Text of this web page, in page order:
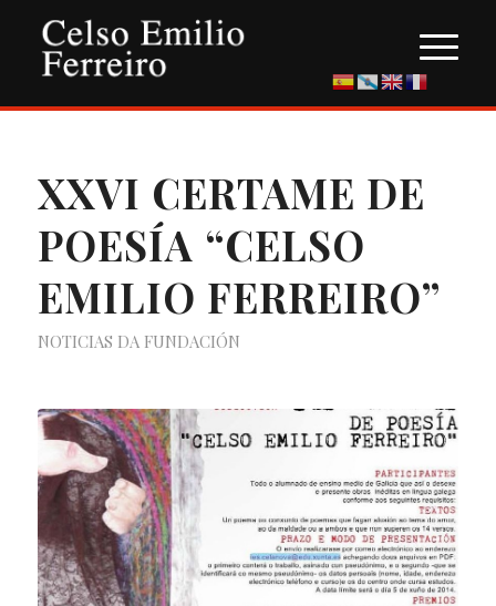
XXVI CERTAME DE
POESÍA “CELSO
EMILIO FERREIRO”
NOTICIAS DA FUNDACIÓN